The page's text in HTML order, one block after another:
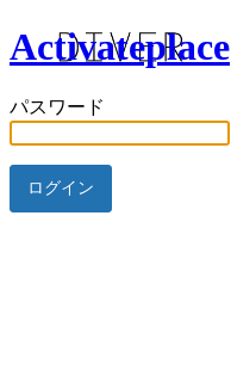
Activateplace
パスワード